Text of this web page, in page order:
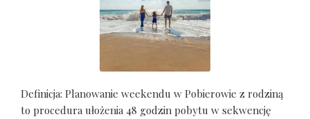
Definicja: Planowanie weekendu w Pobierowie z rodziną
to procedura ułożenia 48 godzin pobytu w sekwencję